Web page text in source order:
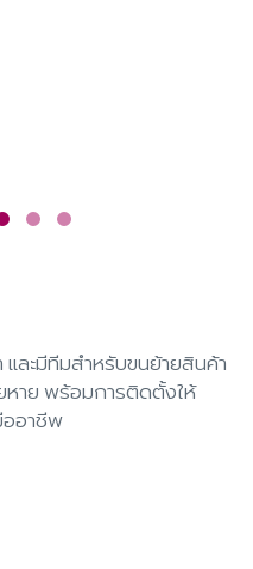
ละมีทีมสำหรับขนย้ายสินค้า
หาย พร้อมการติดตั้งให้
ออาชีพ